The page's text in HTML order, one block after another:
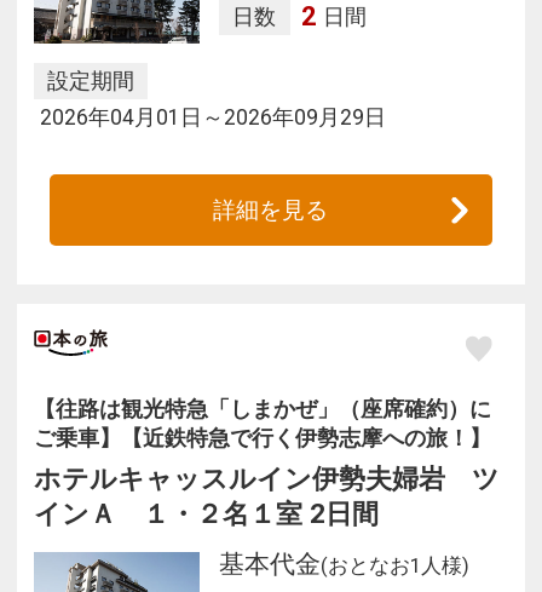
日数 2 日間
設定期間
2026年04月01日～2026年09月29日
詳細を見る
【往路は観光特急「しまかぜ」（座席確約）に
ご乗車】【近鉄特急で行く伊勢志摩への旅！】
ホテルキャッスルイン伊勢夫婦岩 ツ
インＡ １・２名１室 2日間
基本代金(おとなお1人様)